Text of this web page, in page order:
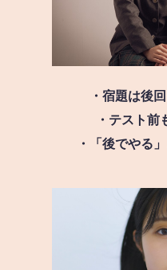
・宿題は後
・テスト
・「後でやる